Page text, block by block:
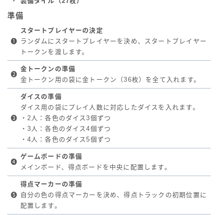
準備
❶
スタートプレイヤーの決定
ランダムにスタートプレイヤーを決め、スタートプレイヤー
トークンを渡します。
❷
金トークンの準備
金トークン用の袋に金トークン（36枚）を全て入れます。
❸
ダイスの準備
ダイス用の袋にプレイ人数に対応したダイスを入れます。
・2人：各色のダイス3個ずつ
・3人：各色のダイス4個ずつ
・4人：各色のダイス5個ずつ
❹
ゲームボードの準備
メインボード、得点ボードを中央に配置します。
❺
得点マーカーの準備
自分の色の得点マーカーを決め、得点トラックの初期位置に
配置します。